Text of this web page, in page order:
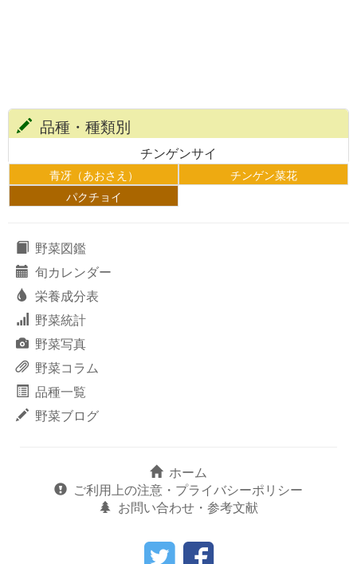
品種・種類別
チンゲンサイ
青冴（あおさえ）
チンゲン菜花
パクチョイ
野菜図鑑
旬カレンダー
栄養成分表
野菜統計
野菜写真
野菜コラム
品種一覧
野菜ブログ
ホーム
ご利用上の注意・プライバシーポリシー
お問い合わせ・参考文献